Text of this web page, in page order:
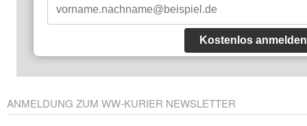
Kostenlos anmelden
ANMELDUNG ZUM WW-KURIER NEWSLETTER